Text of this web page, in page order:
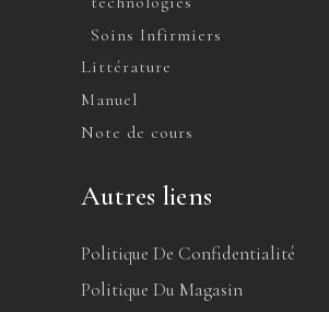
Soins Infirmiers
Littérature
Manuel
Note de cours
Autres liens
Politique De Confidentialité
Politique Du Magasin